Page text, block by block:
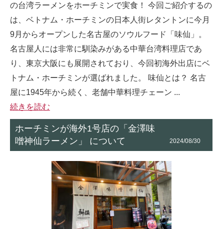
の台湾ラーメンをホーチミンで実食！ 今回ご紹介するの
は、ベトナム・ホーチミンの日本人街レタントンに今月
9月からオープンした名古屋のソウルフード「味仙」。
名古屋人には非常に馴染みがある中華台湾料理店であ
り、東京大阪にも展開されており、今回初海外出店にベ
トナム・ホーチミンが選ばれました。 味仙とは？ 名古
屋に1945年から続く、老舗中華料理チェーン ...
続きを読む
ホーチミンが海外1号店の「金澤味
噌神仙ラーメン」 について
2024/08/30